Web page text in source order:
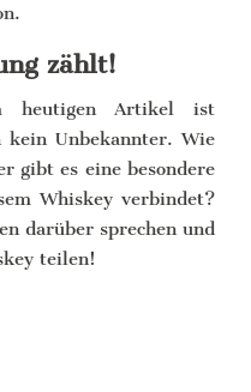
zählt!
heutigen Artikel ist
Unbekannter. Wie
gibt es eine besondere
Whiskey verbindet?
darüber sprechen und
teilen!